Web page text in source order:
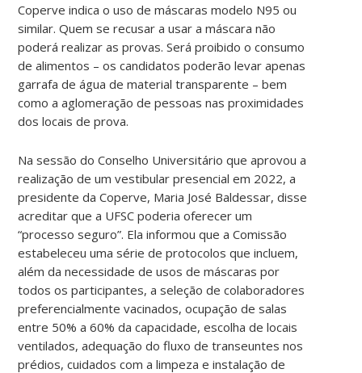
Coperve indica o uso de máscaras modelo N95 ou
similar. Quem se recusar a usar a máscara não
poderá realizar as provas. Será proibido o consumo
de alimentos – os candidatos poderão levar apenas
garrafa de água de material transparente – bem
como a aglomeração de pessoas nas proximidades
dos locais de prova.
Na sessão do Conselho Universitário que aprovou a
realização de um vestibular presencial em 2022, a
presidente da Coperve, Maria José Baldessar, disse
acreditar que a UFSC poderia oferecer um
“processo seguro”. Ela informou que a Comissão
estabeleceu uma série de protocolos que incluem,
além da necessidade de usos de máscaras por
todos os participantes, a seleção de colaboradores
preferencialmente vacinados, ocupação de salas
entre 50% a 60% da capacidade, escolha de locais
ventilados, adequação do fluxo de transeuntes nos
prédios, cuidados com a limpeza e instalação de